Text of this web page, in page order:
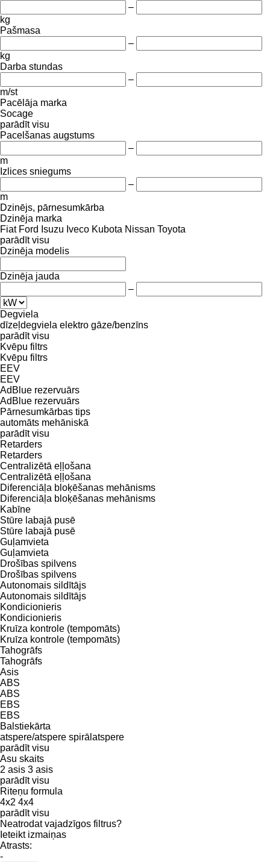
–
kg
Pašmasa
–
kg
Darba stundas
–
m/st
Pacēlāja marka
Socage
parādīt visu
Pacelšanas augstums
–
m
Izlices sniegums
–
m
Dzinējs, pārnesumkārba
Dzinēja marka
Fiat Ford Isuzu Iveco Kubota Nissan Toyota
parādīt visu
Dzinēja modelis
Dzinēja jauda
–
Degviela
dīzeļdegviela elektro gāze/benzīns
parādīt visu
Kvēpu filtrs
Kvēpu filtrs
EEV
EEV
AdBlue rezervuārs
AdBlue rezervuārs
Pārnesumkārbas tips
automāts mehāniskā
parādīt visu
Retarders
Retarders
Centralizētā eļļošana
Centralizētā eļļošana
Diferenciāļa bloķēšanas mehānisms
Diferenciāļa bloķēšanas mehānisms
Kabīne
Stūre labajā pusē
Stūre labajā pusē
Guļamvieta
Guļamvieta
Drošības spilvens
Drošības spilvens
Autonomais sildītājs
Autonomais sildītājs
Kondicionieris
Kondicionieris
Kruīza kontrole (tempomāts)
Kruīza kontrole (tempomāts)
Tahogrāfs
Tahogrāfs
Asis
ABS
ABS
EBS
EBS
Balstiekārta
atspere/atspere spirālatspere
parādīt visu
Asu skaits
2 asis 3 asis
parādīt visu
Riteņu formula
4x2 4x4
parādīt visu
Neatrodat vajadzīgos filtrus?
Ieteikt izmaiņas
Atrasts:
-